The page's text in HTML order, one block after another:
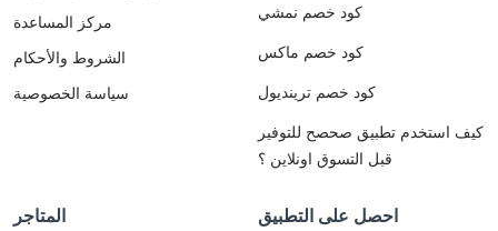
مركز المساعدة
الشروط والأحكام
سياسة الخصوصية
كود خصم نمشي
كود خصم ماكس
كود خصم ترينديول
كيف استخدم تطبيق صحصح للتوفير
قبل التسوق اونلاين ؟
المتاجر احصل على التطبيق